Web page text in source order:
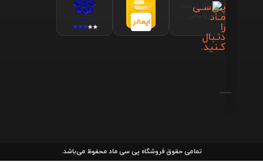
پـی‌سـی
مـاد
را
دنـبال
کـنید.
تمامی حقوق فروشگاه پی سی ماد محفوظ می‌باشد.